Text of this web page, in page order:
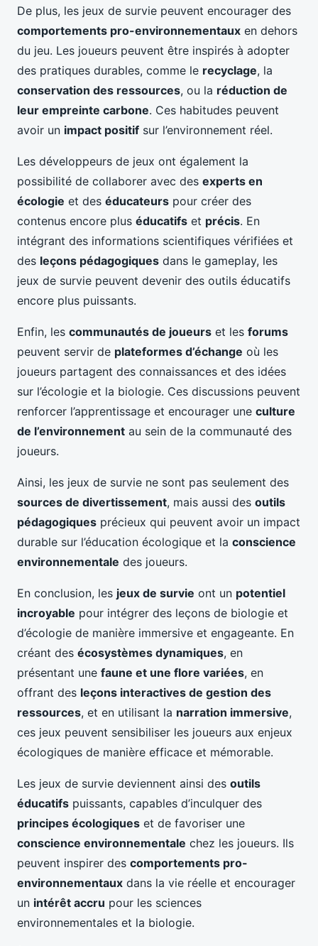
De plus, les jeux de survie peuvent encourager des
comportements pro-environnementaux en dehors
du jeu. Les joueurs peuvent être inspirés à adopter
des pratiques durables, comme le recyclage, la
conservation des ressources, ou la réduction de
leur empreinte carbone. Ces habitudes peuvent
avoir un impact positif sur l’environnement réel.
Les développeurs de jeux ont également la
possibilité de collaborer avec des experts en
écologie et des éducateurs pour créer des
contenus encore plus éducatifs et précis. En
intégrant des informations scientifiques vérifiées et
des leçons pédagogiques dans le gameplay, les
jeux de survie peuvent devenir des outils éducatifs
encore plus puissants.
Enfin, les communautés de joueurs et les forums
peuvent servir de plateformes d’échange où les
joueurs partagent des connaissances et des idées
sur l’écologie et la biologie. Ces discussions peuvent
renforcer l’apprentissage et encourager une culture
de l’environnement au sein de la communauté des
joueurs.
Ainsi, les jeux de survie ne sont pas seulement des
sources de divertissement, mais aussi des outils
pédagogiques précieux qui peuvent avoir un impact
durable sur l’éducation écologique et la conscience
environnementale des joueurs.
En conclusion, les jeux de survie ont un potentiel
incroyable pour intégrer des leçons de biologie et
d’écologie de manière immersive et engageante. En
créant des écosystèmes dynamiques, en
présentant une faune et une flore variées, en
offrant des leçons interactives de gestion des
ressources, et en utilisant la narration immersive,
ces jeux peuvent sensibiliser les joueurs aux enjeux
écologiques de manière efficace et mémorable.
Les jeux de survie deviennent ainsi des outils
éducatifs puissants, capables d’inculquer des
principes écologiques et de favoriser une
conscience environnementale chez les joueurs. Ils
peuvent inspirer des comportements pro-
environnementaux dans la vie réelle et encourager
un intérêt accru pour les sciences
environnementales et la biologie.